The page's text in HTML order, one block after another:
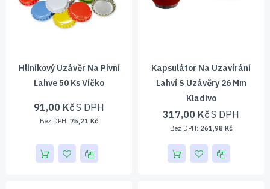
Hliníkový Uzávěr Na Pivní
Lahve 50 Ks Víčko
91,00 Kč
75,21 Kč
Kapsulátor Na Uzavírání
Lahví S Uzávěry 26 Mm
Kladivo
317,00 Kč
261,98 Kč